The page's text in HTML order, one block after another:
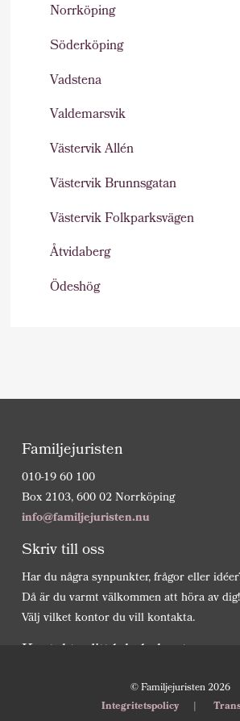
Norrköping
Söderköping
Vadstena
Valdemarsvik
Västervik Allén
Västervik Brunnsgatan
Västervik Folkparksvägen
Åtvidaberg
Ödeshög
Familjejuristen
010-19 60 100
Box 2103, 600 02 Norrköping
info@familjejuristen.nu
Skriv till oss
Har du några synpunkter, frågor eller
Då är du varmt välkommen att höra av dig!
Välj vilket kontor du vill kontakta.
Kontakta ditt lokala kontor
© Familjejuristen 2026
Integritetspolicy